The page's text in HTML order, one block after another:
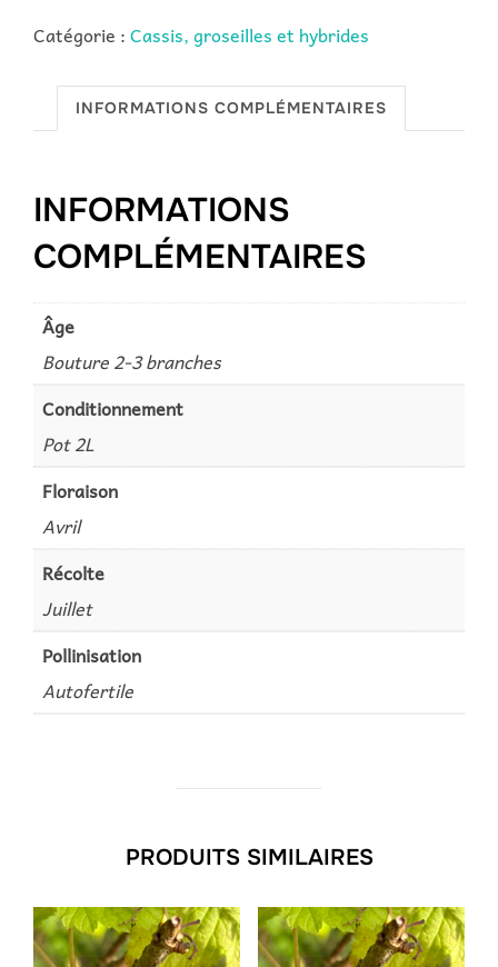
blanche
Catégorie :Cassis, groseilles et hybrides
INFORMATIONS COMPLÉMENTAIRES
INFORMATIONS
COMPLÉMENTAIRES
Âge
Bouture 2-3 branches
Conditionnement
Pot 2L
Floraison
Avril
Récolte
Juillet
Pollinisation
Autofertile
PRODUITS SIMILAIRES